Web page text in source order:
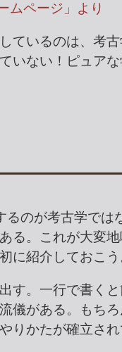
ムページ」より
ているのは、考
いない！ピュア
のが考古学では
る。これが大変
に紹介しておこう
す。一行で書く
儀がある。もち
りかたが確立さ